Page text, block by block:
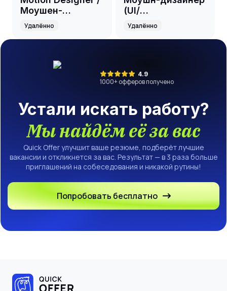
Моушен-
дизайнер
(Видеодизайнер)
Удалённо
(UI/
интерфейсная
анимация)
Удалённо
4.9
1000+ офферов получено
Устали искать работу?
Мы найдём её за вас
Quick Offer улучшит ваше резюме, подберёт лучшие
вакансии и откликнется за вас. Результат — в 3 раза больше
приглашений на собеседования и никакой рутины!
Попробовать бесплатно